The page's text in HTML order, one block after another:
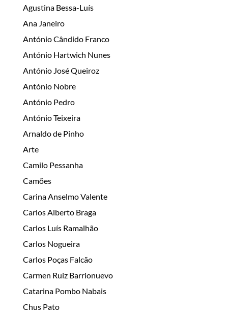
Agustina Bessa-Luís
Ana Janeiro
António Cândido Franco
António Hartwich Nunes
António José Queiroz
António Nobre
António Pedro
António Teixeira
Arnaldo de Pinho
Arte
Camilo Pessanha
Camões
Carina Anselmo Valente
Carlos Alberto Braga
Carlos Luís Ramalhão
Carlos Nogueira
Carlos Poças Falcão
Carmen Ruiz Barrionuevo
Catarina Pombo Nabais
Chus Pato